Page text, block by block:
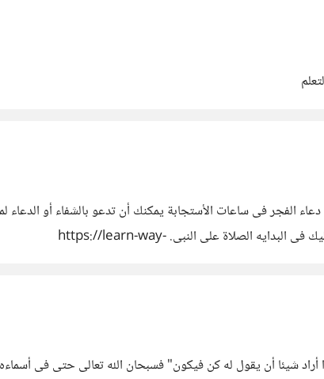
الفجر فى ساعات الأستجابة يمكنك أن تدعو بالشفاء أو الدعاء
حاجه ما أو الدعاء بتوبه من ذنب ما فاخلص نيتك لله وقم بالدعاء بما يتيسر من الأدعية التى سأذكرها لك الآن وعليك فى البدايه الصلاة على النبى. https://learn-way-
أراد شيئا أن يقول له كن فيكون" فسبحان الله تعالى حتى فى